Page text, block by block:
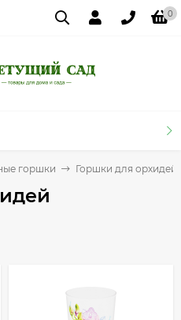
0
горшки Горшки для орхидей